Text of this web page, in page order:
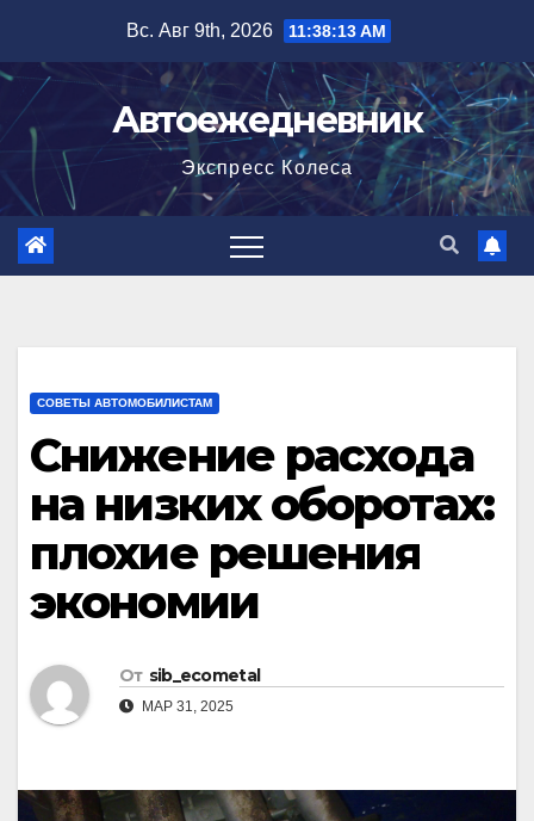
содержимому
Вс. Авг 9th, 2026 11:38:14 AM
Автоежедневник
Экспресс Колеса
СОВЕТЫ АВТОМОБИЛИСТАМ
Снижение расхода
на низких оборотах:
плохие решения
экономии
От sib_ecometal
МАР 31, 2025